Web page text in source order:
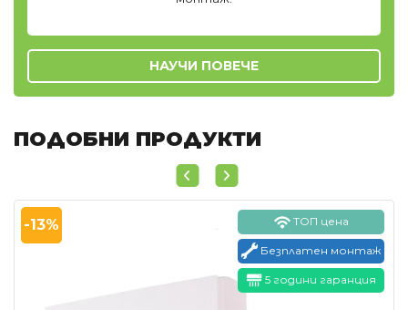
НАУЧИ ПОВЕЧЕ
ПОДОБНИ ПРОДУКТИ
-13% ТОП цена
Безплатен монтаж
5 години гаранция